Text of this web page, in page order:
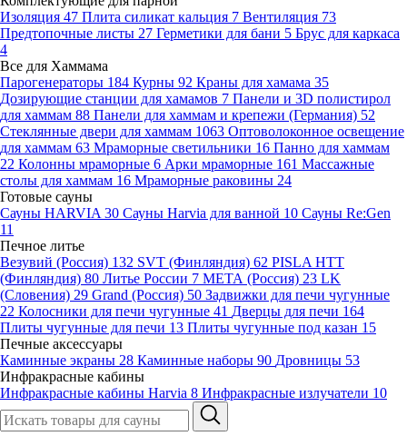
Изоляция 47 Плита силикат кальция 7 Вентиляция 73
Предтопочные листы 27 Герметики для бани 5 Брус для каркаса
4
Все для Хаммама
Парогенераторы 184 Курны 92 Краны для хамама 35
Дозирующие станции для хамамов 7 Панели и 3D полистирол
для хаммам 88 Панели для хаммам и крепежи (Германия) 52
Стеклянные двери для хаммам 1063 Оптоволоконное освещение
для хаммам 63 Мраморные светильники 16 Панно для хаммам
22 Колонны мраморные 6 Арки мраморные 161 Массажные
столы для хаммам 16 Мраморные раковины 24
Готовые сауны
Сауны HARVIA 30 Сауны Harvia для ванной 10 Сауны Re:Gen
11
Печное литье
Везувий (Россия) 132 SVT (Финляндия) 62 PISLA HTT
(Финляндия) 80 Литье России 7 МЕТА (Россия) 23 LK
(Словения) 29 Grand (Россия) 50 Задвижки для печи чугунные
22 Колосники для печи чугунные 41 Дверцы для печи 164
Плиты чугунные для печи 13 Плиты чугунные под казан 15
Печные аксессуары
Каминные экраны 28 Каминные наборы 90 Дровницы 53
Инфракрасные кабины
Инфракрасные кабины Harvia 8 Инфракрасные излучатели 10